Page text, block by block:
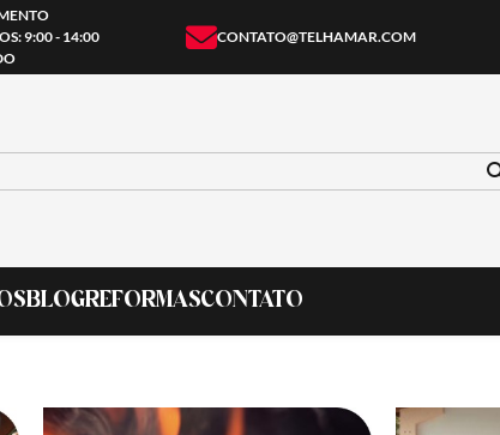
9:00 - 14:00
CONTATO@TELHAMAR.COM
BLOGREFORMASCONTATO